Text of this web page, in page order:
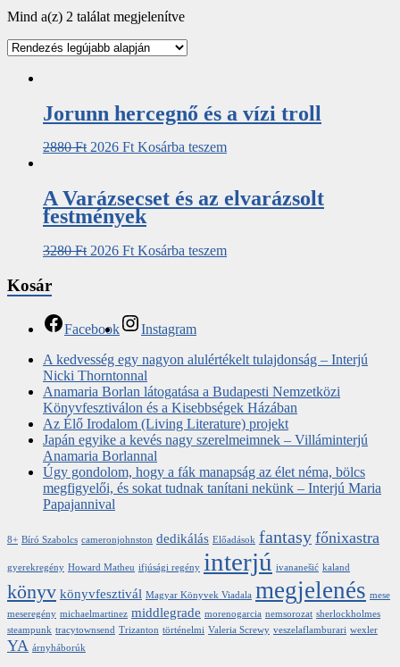
Mind a(z) 2 találat megjelenítve
Jorunn hercegnő és a vízi troll
2880Ft 2026 Ft Kosárba teszem
A Varázsecset és az elvarázsolt
festmények
3280Ft 2026 Ft Kosárba teszem
Kosár
Facebook
Instagram
A kedvesség egy nagyon alulértékelt tulajdonság – Interjú
Nicki Thorntonnal
Anamaria Borlan látogatása a Budapesti Nemzetközi
Könyvfesztiválon és a Kisebbségek Házában
Az Élő Irodalom (Living Literature) projekt
Japán egyike a kevés nagy szerelmeimnek – Villáminterjú
Anamaria Borlannal
Úgy gondolom, hogy a fák manapság az élet néma, bölcs
megfigyelői, és sokat tudnak tanítani nekünk – Interjú Maria
Papajannival
8+ Bíró Szabolcs cameronjohnston dedikálás Előadások fantasy főnixastra
gyerekregény Howard Matheu ifjúsági regény interjú ivananešić kaland
könyv könyvfesztivál Magyar Könyvek Viadala megjelenés mese
meseregény michaelmartinez middlegrade morenogarcia nemsorozat sherlockholmes
steampunk tracytownsend Trizanton történelmi Valeria Screwy veszelaflamburari wexler
YA árnyháborúk